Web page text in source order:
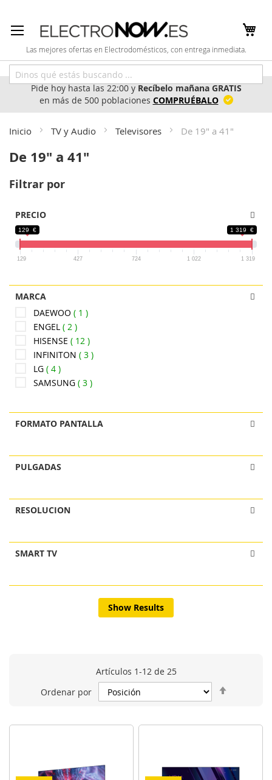
al
contenido
Las mejores ofertas en Electrodomésticos, con entrega inmediata.
Pide hoy hasta las 22:00 yRecíbelo mañana GRATIS
en más de 500 poblaciones COMPRUÉBALO
Inicio TV y Audio Televisores De 19" a 41"
De 19" a 41"
Artículos 1-12de 25
Ordenar por
Filtrar por
PRECIO
129 € 1 319 €
129 427 724 1 022 1 319
MARCA
DAEWOO
1
ENGEL
2
HISENSE
12
INFINITON
3
LG
4
SAMSUNG
3
FORMATO PANTALLA
PULGADAS
RESOLUCION
SMART TV
Show Results